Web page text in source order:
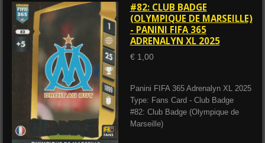
#82: CLUB BADGE
(OLYMPIQUE DE MARSEILLE)
- PANINI FIFA 365
ADRENALYN XL 2025
€ 1,00
Panini FIFA 365 Adrenalyn XL 2025
Type: Fans Card - Club Badge
#82: Club Badge (Olympique de
Marseille)